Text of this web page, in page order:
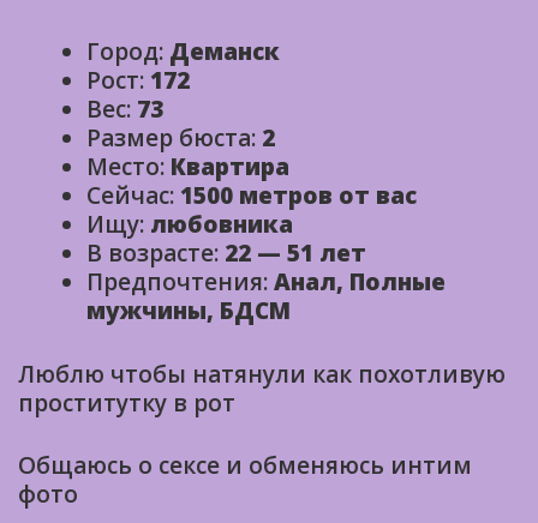
Город: Деманск
Рост: 172
Вес: 73
Размер бюста: 2
Место: Квартира
Сейчас: 1500 метров от вас
Ищу: любовника
В возрасте: 22 — 51 лет
Предпочтения:Анал, Полные
мужчины, БДСМ
Люблю чтобы натянули как похотливую
проститутку в рот
Общаюсь о сексе и обменяюсь интим
фото